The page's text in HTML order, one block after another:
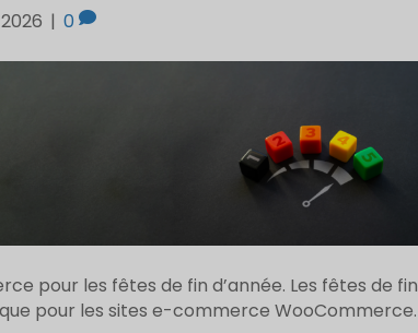
| 0
pour les fêtes de fin d’année. Les fêtes de fin
pour les sites e-commerce WooCommerce.